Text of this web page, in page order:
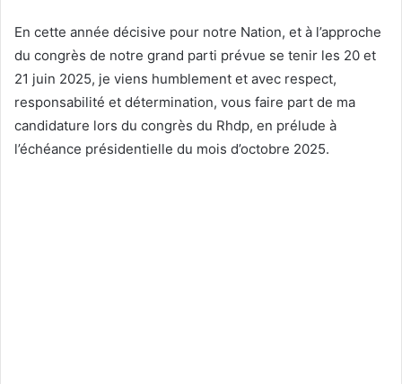
En cette année décisive pour notre Nation, et à l’approche
du congrès de notre grand parti prévue se tenir les 20 et
21 juin 2025, je viens humblement et avec respect,
responsabilité et détermination, vous faire part de ma
candidature lors du congrès du Rhdp, en prélude à
l’échéance présidentielle du mois d’octobre 2025.